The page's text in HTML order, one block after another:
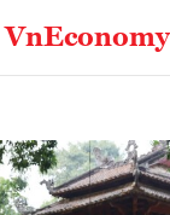
VnEconomy